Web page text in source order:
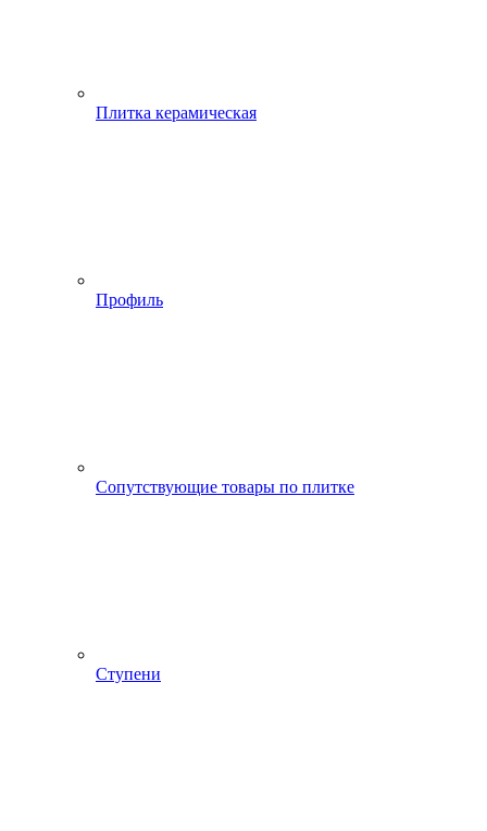
Плитка керамическая
Профиль
Сопутствующие товары по плитке
Ступени